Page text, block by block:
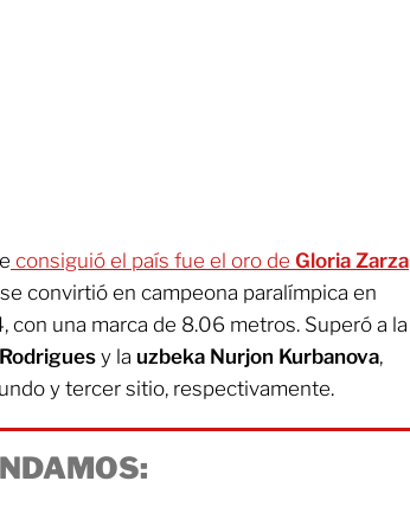
consiguió el país fue el oro de Gloria Zarza
convirtió en campeona paralímpica en
con una marca de 8.06 metros. Superó a la
y la uzbeka Nurjon Kurbanova,
y tercer sitio, respectivamente.